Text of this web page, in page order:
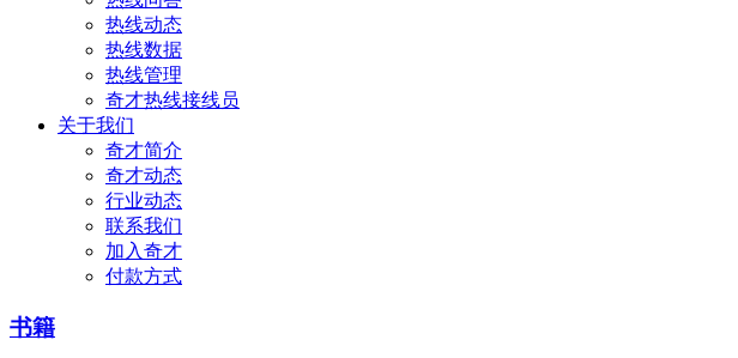
热线动态
热线数据
热线管理
奇才热线接线员
关于我们
奇才简介
奇才动态
行业动态
联系我们
加入奇才
付款方式
书籍